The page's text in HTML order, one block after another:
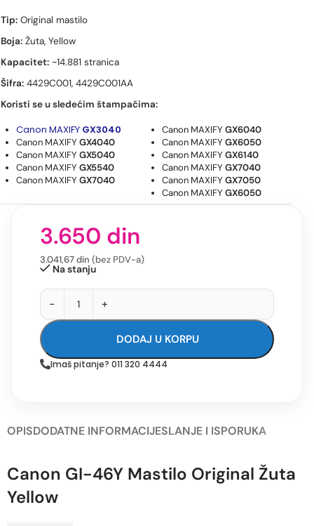
Tip: Original mastilo
Boja: Žuta, Yellow
Kapacitet: ~14.881 stranica
Šifra: 4429C001, 4429C001AA
Koristi se u sledećim štampačima:
Canon MAXIFY GX3040
Canon MAXIFYGX4040
Canon MAXIFYGX5040
Canon MAXIFYGX5540
Canon MAXIFYGX7040
Canon MAXIFYGX6040
Canon MAXIFYGX6050
Canon MAXIFYGX6140
Canon MAXIFYGX7040
Canon MAXIFYGX7050
Canon MAXIFYGX6050
3.650 din
3.041,67din (bez PDV-a)
Na stanju
- +
DODAJ U KORPU
Imaš pitanje? 011 320 4444
OPISDODATNE INFORMACIJESLANJE I ISPORUKA
Canon GI-46Y Mastilo Original Žuta
Yellow